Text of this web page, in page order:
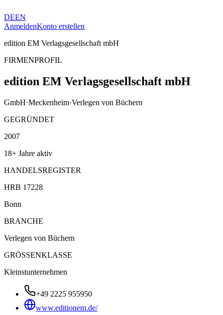
DEEN
AnmeldenKonto erstellen
edition EM Verlagsgesellschaft mbH
FIRMENPROFIL
edition EM Verlagsgesellschaft mbH
GmbH·Meckenheim·Verlegen von Büchern
GEGRÜNDET
2007
18+ Jahre aktiv
HANDELSREGISTER
HRB 17228
Bonn
BRANCHE
Verlegen von Büchern
GRÖSSENKLASSE
Kleinstunternehmen
+49 2225 955950
www.editionem.de/